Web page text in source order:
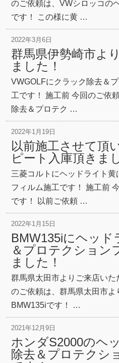
のご依頼は、VWシロッコの
です！ この様に黄 …
2022年3月6日
群馬県伊勢崎市よ
ました！
VWGOLFにクラック除去＆
工です！ 施工前 今回のご依
除去＆プロテク …
2022年1月19日
以前施工させて頂
ピート入庫頂きま
三菱コルトにヘッドライト
フィルム施工です！ 施工前
です！ 以前ご依頼 …
2022年1月15日
BMW135iにヘッド
＆プロテクション
ました！
群馬県太田市よりご来店いた
のご依頼は、群馬県太田市よ
BMW135iです！ …
2021年12月9日
ホンダS2000のヘ
除去＆プロテクシ